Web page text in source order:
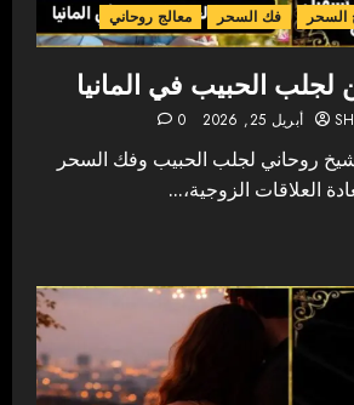
السحر فك السحر معالج روحاني
لجلب الحبيب في المانيا
أبريل 25, 2026 0
روحاني لجلب الحبيب وفك السحر
العلاقات الزوجية،...